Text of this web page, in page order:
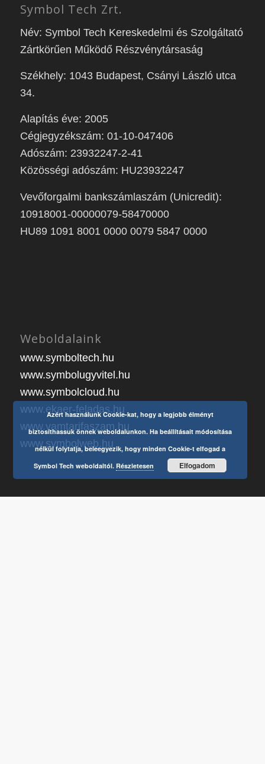
Symbol Tech Zrt.
Név: Symbol Tech Kereskedelmi és Szolgáltató
Zártkörűen Működő Részvénytársaság
Székhely: 1043 Budapest, Csányi László utca
34.
Alapítás éve: 2005
Cégjegyzékszám: 01-10-047406
Adószám: 23932247-2-41
Közösségi adószám: HU23932247
Vevőforgalmi bankszámlaszám (Unicredit):
10918001-00000079-58470000
HU89 1091 8001 0000 0079 5847 0000
Weboldalaink
www.symboltech.hu
www.symbolugyvitel.hu
www.symbolcloud.hu
www.ekaer-feladas.hu
www.vamtarifaszam.hu
www.symbolweb.hu
Azért használunk Cookie-kat, hogy a legjobb élményt
biztosíthassuk önnek weboldalunkon. Ha beállításait módosítása
nélkül folytatja, beleegyezik, hogy minden Cookie-t elfogad a
Symbol Tech weboldaltól.Részletesen Elfogadom